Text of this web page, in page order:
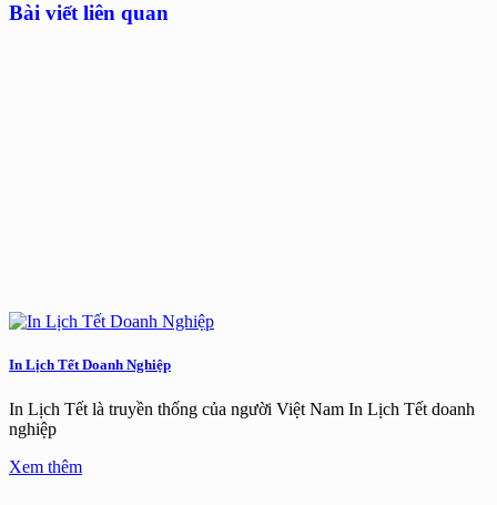
Bài viết liên quan
In Lịch Tết Doanh Nghiệp
In Lịch Tết là truyền thống của người Việt Nam In Lịch Tết doanh
nghiệp
Xem thêm